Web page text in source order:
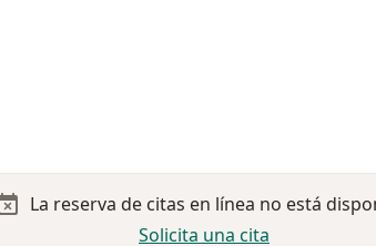
La reserva de citas en línea no está
Solicita una cita